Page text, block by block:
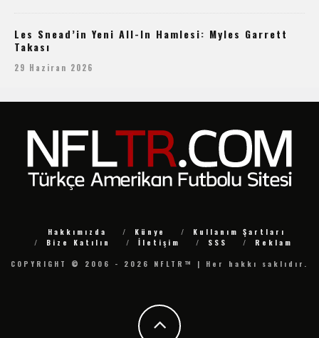
Les Snead’in Yeni All-In Hamlesi: Myles Garrett
Takası
29 Haziran 2026
Hakkımızda Künye
Kullanım Şartları
Bize Katılın
İletişim SSS
Reklam
COPYRIGHT © 2006 - 2026 NFLTR™ | Her hakkı saklıdır.